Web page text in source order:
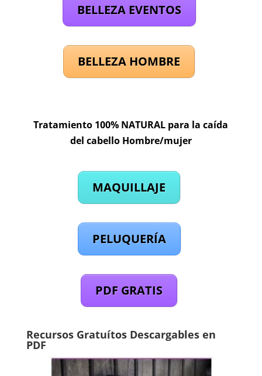
BELLEZA EVENTOS
BELLEZA HOMBRE
Tratamiento 100% NATURAL para la caída
del cabello Hombre/mujer
MAQUILLAJE
PELUQUERÍA
PDF GRATIS
Recursos Gratuítos Descargables en
PDF